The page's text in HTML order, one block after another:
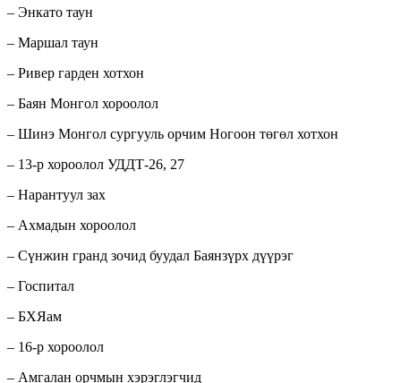
– Энкато таун
– Маршал таун
– Ривер гарден хотхон
– Баян Монгол хороолол
– Шинэ Монгол сургууль орчим Ногоон төгөл хотхон
– 13-р хороолол УДДТ-26, 27
– Нарантуул зах
– Ахмадын хороолол
– Сүнжин гранд зочид буудал Баянзүрх дүүрэг
– Госпитал
– БХЯам
– 16-р хороолол
– Амгалан орчмын хэрэглэгчид